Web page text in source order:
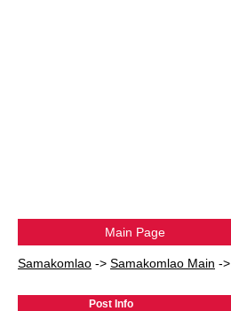
Main Page
Samakomlao -> Samakomlao Main ->
Post Info